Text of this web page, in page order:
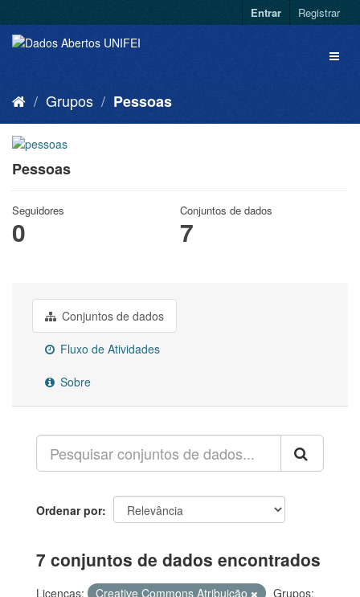
Entrar Registrar
Grupos Pessoas
Pessoas
Seguidores
0
Conjuntos de dados
7
Conjuntos de dados
Fluxo de Atividades
Sobre
Ordenar por
7 conjuntos de dados encontrados
Licenças: Creative Commons Atribuição
Grupos: